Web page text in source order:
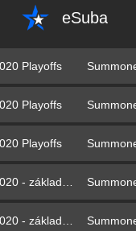
eSuba
Playoffs
Playoffs
Playoffs